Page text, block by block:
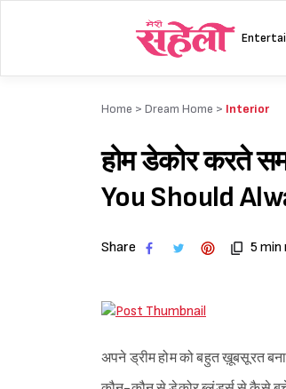
Home > Dream Home > Interior
होम डेकोर करते
You Should
Share 5 min
अपने ड्रीम होम को बहुत ख़ूबसूरत